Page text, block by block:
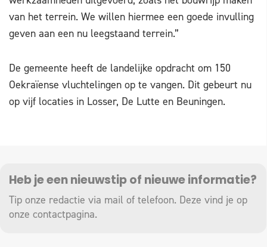
van het terrein. We willen hiermee een goede invulling
geven aan een nu leegstaand terrein.”
De gemeente heeft de landelijke opdracht om 150
Oekraïense vluchtelingen op te vangen. Dit gebeurt nu
op vijf locaties in Losser, De Lutte en Beuningen.
Heb je een nieuwstip of nieuwe informatie?
Tip onze redactie via mail of telefoon. Deze vind je op
onze contactpagina.